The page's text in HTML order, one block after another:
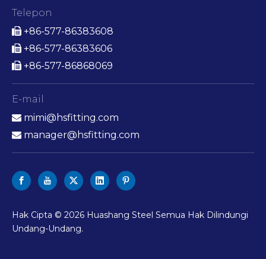
Telepon
 +86-577-86383608
 +86-577-86383606
 +86-577-86868069
E-mail
 mimi@hsfitting.com
 manager@hsfitting.com
Hak Cipta © 2026 Huashang Steel Semua Hak Dilindungi
Undang-Undang.